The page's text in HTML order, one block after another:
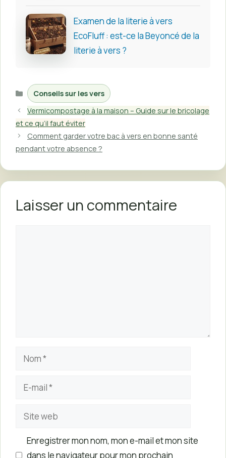
Examen de la literie à vers
EcoFluff : est-ce la Beyoncé de la
literie à vers ?
Catégories
Conseils sur les vers
Vermicompostage à la maison – Guide sur le bricolage
et ce qu’il faut éviter
Comment garder votre bac à vers en bonne santé
pendant votre absence ?
Laisser un commentaire
Nom
Site
Enregistrer mon nom, mon e-mail et mon site
dans le navigateur pour mon prochain